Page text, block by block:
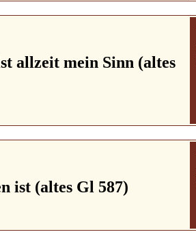
allzeit mein Sinn (altes
ist (altes Gl 587)